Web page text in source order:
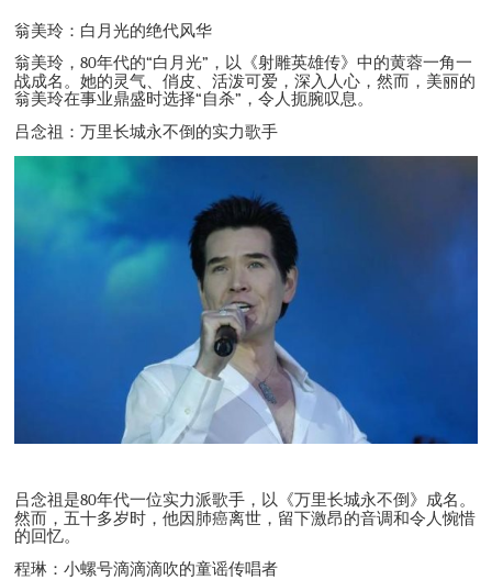
翁美玲：白月光的绝代风华
翁美玲， 80年代的“白月光” ，以《射雕英雄传》中的黄蓉一角一
战成名。她的灵气、俏皮、活泼可爱，深入人心，然而，美丽的
翁美玲在事业鼎盛时选择“自杀” ，令人扼腕叹息。
吕念祖：万里长城永不倒的实力歌手
吕念祖是80年代一位实力派歌手，以《万里长城永不倒》成名。
然而，五十多岁时，他因肺癌离世，留下激昂的音调和令人惋惜
的回忆。
程琳：小螺号滴滴滴吹的童谣传唱者